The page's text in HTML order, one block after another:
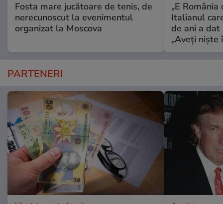
Fosta mare jucătoare de tenis, de
nerecunoscut la evenimentul
organizat la Moscova
„E
Italianul
de ani a
„Aveți niște
PARTENERI